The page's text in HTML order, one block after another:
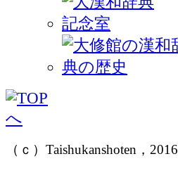
（ｃ）Taishukanshoten，2016